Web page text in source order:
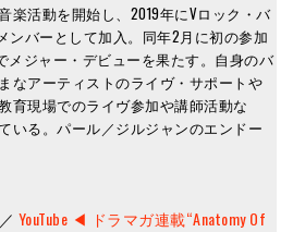
楽活動を開始し、2019年にVロック・バ
ンバーとして加入。同年2月に初の参加
メジャー・デビューを果たす。自身のバ
なアーティストのライヴ・サポートや
育現場でのライヴ参加や講師活動な
いる。パール／ジルジャンのエンドー
／ YouTube ◀︎ ドラマガ連載“Anatomy Of